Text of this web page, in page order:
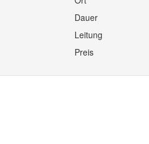
Dauer
Leitung
Preis